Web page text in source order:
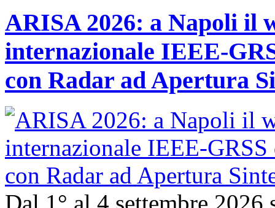
ARISA 2026: a Napoli il
internazionale IEEE-
con Radar ad Apertura
Dal 1° al 4 settembre